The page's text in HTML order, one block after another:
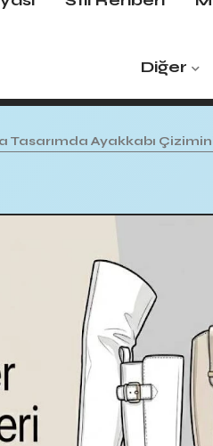
Diğer
Tasarımda Ayakkabı